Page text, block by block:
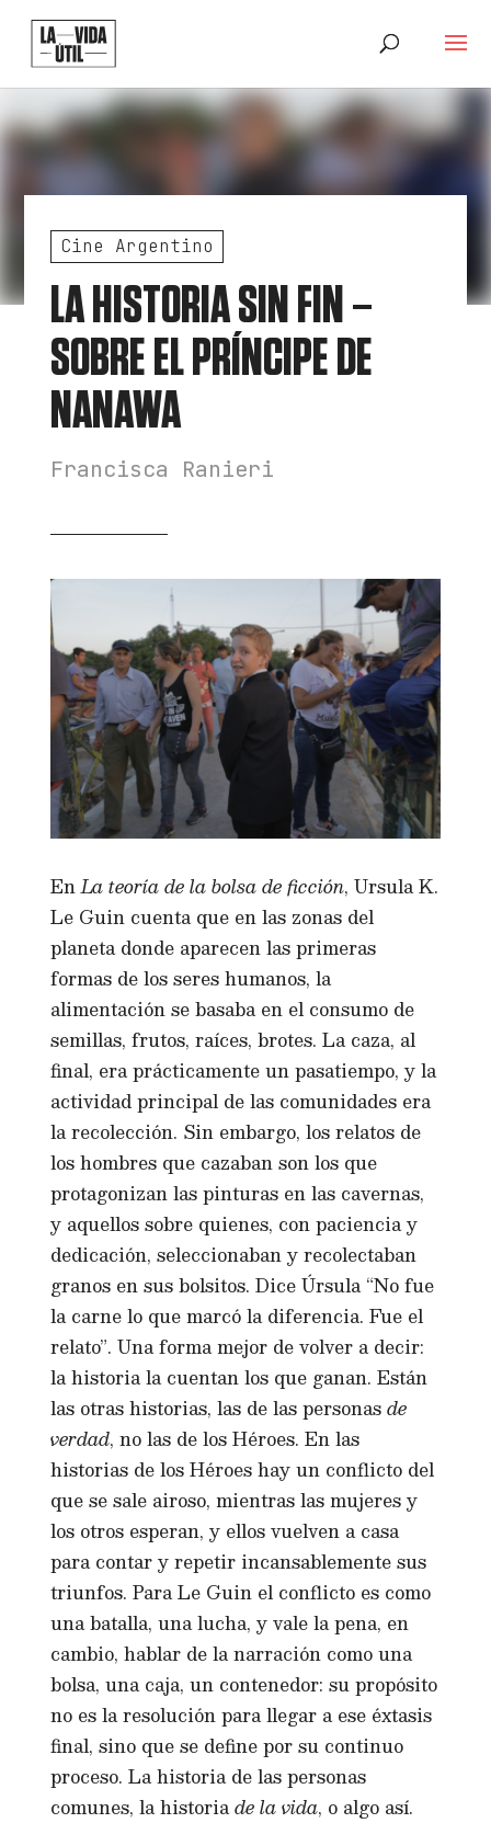
Cine Argentino
LA HISTORIA SIN FIN –
SOBRE EL PRÍNCIPE DE
NANAWA
Francisca Ranieri
EnLa teoría de la bolsa de ficción, Ursula K.
Le Guin cuenta que en las zonas del
planeta donde aparecen las primeras
formas de los seres humanos, la
alimentación se basaba en el consumo de
semillas, frutos, raíces, brotes. La caza, al
final, era prácticamente un pasatiempo, y la
actividad principal de las comunidades era
la recolección. Sin embargo, los relatos de
los hombres que cazaban son los que
protagonizan las pinturas en las cavernas,
y aquellos sobre quienes, con paciencia y
dedicación, seleccionaban y recolectaban
granos en sus bolsitos. Dice Úrsula “No fue
la carne lo que marcó la diferencia. Fue el
relato”. Una forma mejor de volver a decir:
la historia la cuentan los que ganan. Están
las otras historias, las de las personasde
verdad, no las de los Héroes. En las
historias de los Héroes hay un conflicto del
que se sale airoso, mientras las mujeres y
los otros esperan, y ellos vuelven a casa
para contar y repetir incansablemente sus
triunfos. Para Le Guin el conflicto es como
una batalla, una lucha, y vale la pena, en
cambio, hablar de la narración como una
bolsa, una caja, un contenedor: su propósito
no es la resolución para llegar a ese éxtasis
final, sino que se define por su continuo
proceso. La historia de las personas
comunes, la historiade la vida, o algo así.